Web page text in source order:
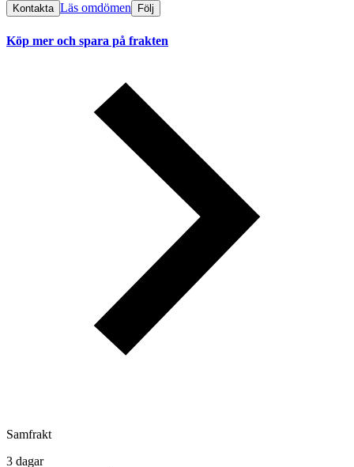
Kontakta Läs omdömen Följ
Köp mer och spara på frakten
Samfrakt
3 dagar